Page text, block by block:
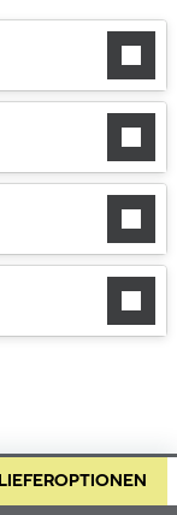
LIEFEROPTIONEN